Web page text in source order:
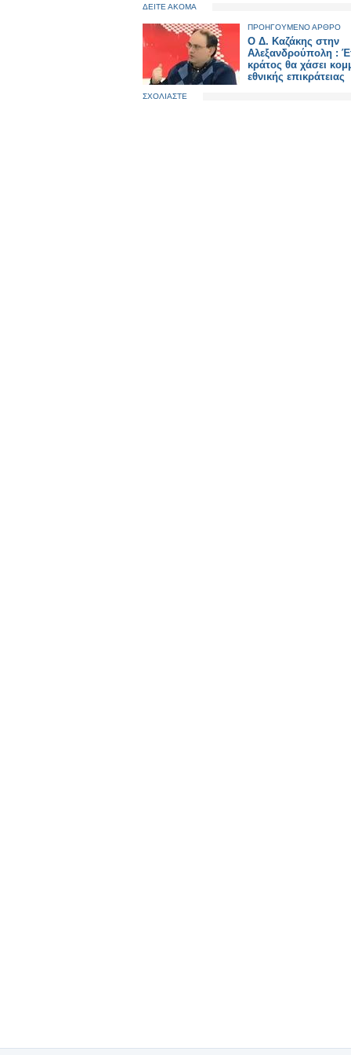
ΔΕΙΤΕ ΑΚΟΜΑ
ΠΡΟΗΓΟΥΜΕΝΟ ΑΡΘΡΟ
Ο Δ. Καζάκης στην
Αλεξανδρούπολη :
κράτος θα χάσει
εθνικής επικράτειας
ΣΧΟΛΙΑΣΤΕ